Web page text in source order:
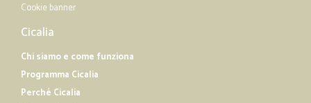
Cookie banner
Cicalia
Chi siamo e come funziona
Programma Cicalia
Perché Cicalia